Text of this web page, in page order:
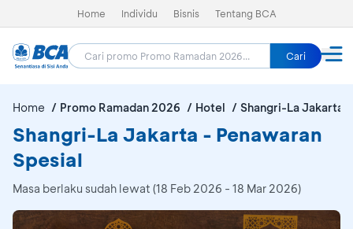
Home Individu Bisnis Tentang BCA
Cari
Home Promo Ramadan 2026 Hotel Shangri-La Jakarta
Shangri-La Jakarta - Penawaran
Spesial
Masa berlaku sudah lewat (18 Feb 2026 - 18 Mar 2026)